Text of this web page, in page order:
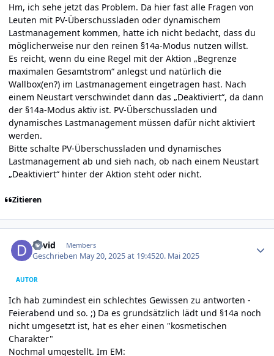
Hm, ich sehe jetzt das Problem. Da hier fast alle Fragen von
Leuten mit PV-Überschussladen oder dynamischem
Lastmanagement kommen, hatte ich nicht bedacht, dass du
möglicherweise nur den reinen §14a-Modus nutzen willst.
Es reicht, wenn du eine Regel mit der Aktion „Begrenze
maximalen Gesamtstrom“ anlegst und natürlich die
Wallbox(en?) im Lastmanagement eingetragen hast. Nach
einem Neustart verschwindet dann das „Deaktiviert“, da dann
der §14a-Modus aktiv ist. PV-Überschussladen und
dynamisches Lastmanagement müssen dafür nicht aktiviert
werden.
Bitte schalte PV-Überschussladen und dynamisches
Lastmanagement ab und sieh nach, ob nach einem Neustart
„Deaktiviert“ hinter der Aktion steht oder nicht.
Zitieren
david Members
Geschrieben May 20, 2025 at 19:4520. Mai 2025
AUTOR
Ich hab zumindest ein schlechtes Gewissen zu antworten -
Feierabend und so. ;) Da es grundsätzlich lädt und §14a noch
nicht umgesetzt ist, hat es eher einen "kosmetischen
Charakter"
Nochmal umgestellt. Im EM: